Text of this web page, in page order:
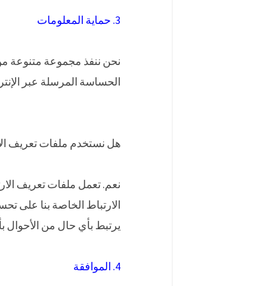
3. حماية المعلومات
نحن ننفذ مجموعة متنوعة
الحساسة المرسلة عبر
هل نستخدم ملفات تعريف
نعم. تعمل ملفات تعريف
الارتباط الخاصة بنا على
يرتبط بأي حال من
4. الموافقة